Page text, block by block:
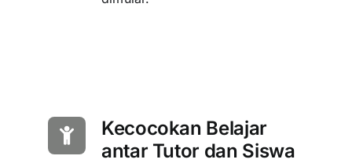
Kecocokan Belajar
antar Tutor dan Siswa